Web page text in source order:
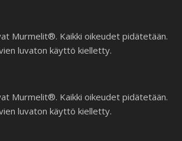
Murmelit®. Kaikki oikeudet pidätetään.
luvaton käyttö kielletty.
Murmelit®. Kaikki oikeudet pidätetään.
luvaton käyttö kielletty.